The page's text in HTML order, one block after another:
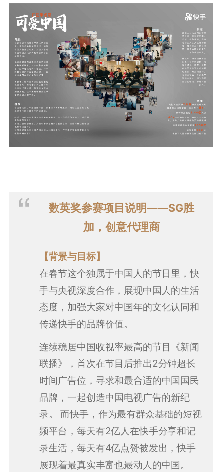
数英奖参赛项目说明——SG胜
加，创意代理商
【背景与目标】
在春节这个独属于中国人的节日里，快
手与央视深度合作，展现中国人的生活
态度，加强大家对中国年的文化认同和
传递快手的品牌价值。
连续稳居中国收视率最高的节目《新闻
联播》，首次在节目后推出2分钟超长
时间广告位，寻求和最合适的中国国民
品牌，一起创造中国电视广告的新纪
录。 而快手，作为最有群众基础的短视
频平台，每天有2亿人在快手分享和记
录生活，每天有4亿点赞被发出，快手
展现着最真实丰富也最动人的中国。